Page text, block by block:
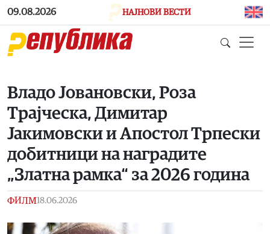
Skip to main content
09.08.2026 НАЈНОВИ ВЕСТИ
Владо Јовановски, Роза
Трајческа, Димитар
Јакимовски и Апостол Трпески
добитници на наградите
„Златна рамка“ за 2026 година
ФИЛМ18.06.2026